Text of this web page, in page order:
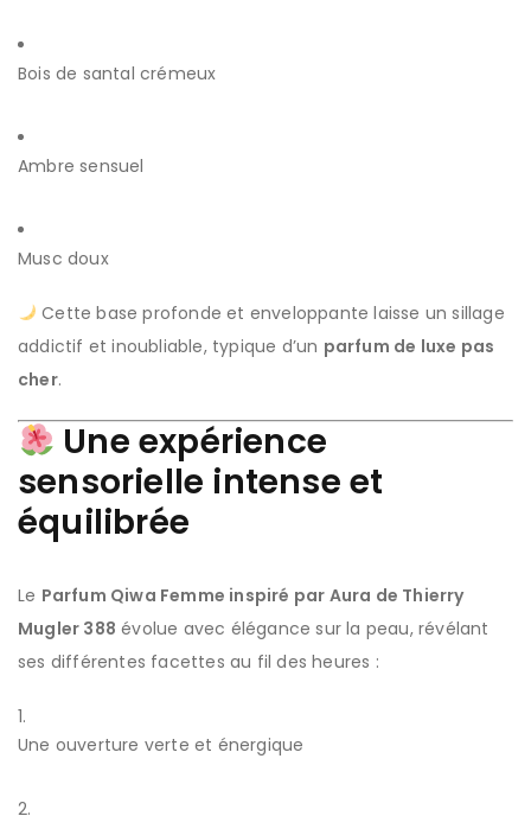
Bois de santal crémeux
Ambre sensuel
Musc doux
Cette base profonde et enveloppante laisse un sillage
addictif et inoubliable, typique d’un parfum de luxe pas
cher.
Une expérience
sensorielle intense et
équilibrée
Le Parfum Qiwa Femme inspiré par Aura de Thierry
Mugler 388 évolue avec élégance sur la peau, révélant
ses différentes facettes au fil des heures :
Une ouverture verte et énergique